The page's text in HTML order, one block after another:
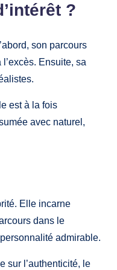
?
son parcours
Ensuite, sa
est à la fois
avec naturel,
Elle incarne
dans le
admirable.
sur l’authenticité, le